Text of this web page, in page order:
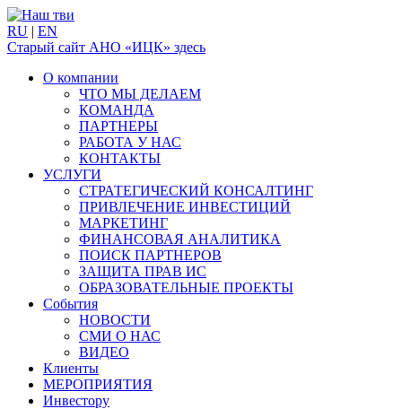
RU | EN
Старый сайт АНО «ИЦК» здесь
О компании
ЧТО МЫ ДЕЛАЕМ
КОМАНДА
ПАРТНЕРЫ
РАБОТА У НАС
КОНТАКТЫ
УСЛУГИ
СТРАТЕГИЧЕСКИЙ КОНСАЛТИНГ
ПРИВЛЕЧЕНИЕ ИНВЕСТИЦИЙ
МАРКЕТИНГ
ФИНАНСОВАЯ АНАЛИТИКА
ПОИСК ПАРТНЕРОВ
ЗАЩИТА ПРАВ ИС
ОБРАЗОВАТЕЛЬНЫЕ ПРОЕКТЫ
События
НОВОСТИ
СМИ О НАС
ВИДЕО
Клиенты
МЕРОПРИЯТИЯ
Инвестору